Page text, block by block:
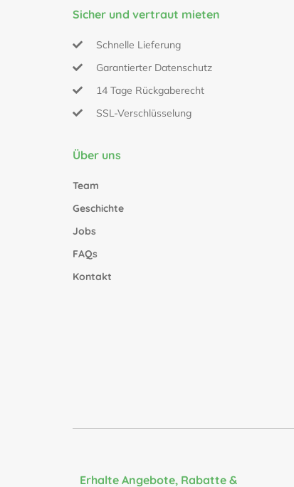
Sicher und vertraut mieten
Schnelle Lieferung
Garantierter Datenschutz
14 Tage Rückgaberecht
SSL-Verschlüsselung
Über uns
Team
Geschichte
Jobs
FAQs
Kontakt
Erhalte Angebote, Rabatte &